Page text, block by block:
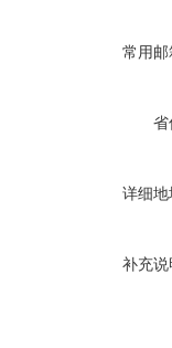
常用
省
详细
补充